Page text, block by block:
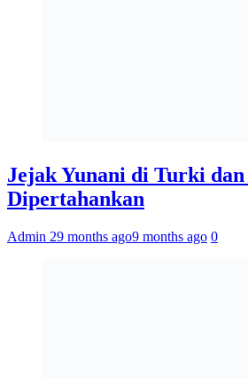
Jejak Yunani di Turki dan
Dipertahankan
Admin 29 months ago9 months ago 0